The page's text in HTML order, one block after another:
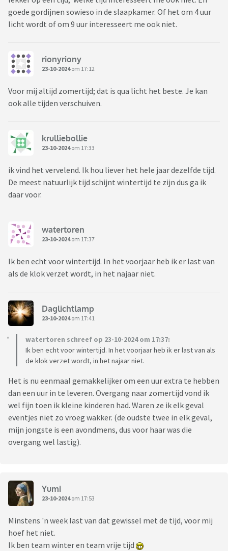
goede gordijnen sowieso in de slaapkamer. Of het om 4 uur
licht wordt of om 9 uur interesseert me ook niet.
rionyriony
23-10-2024om 17:12
Voor mij altijd zomertijd; dat is qua licht het beste. Je kan
ook alle tijden verschuiven.
krulliebollie
23-10-2024om 17:33
ik vind het vervelend. Ik hou liever het hele jaar dezelfde tijd.
De meest natuurlijk tijd schijnt wintertijd te zijn dus ga ik
daar voor.
watertoren
23-10-2024om 17:37
Ik ben echt voor wintertijd. In het voorjaar heb ik er last van
als de klok verzet wordt, in het najaar niet.
Daglichtlamp
23-10-2024om 17:41
watertoren schreef op 23-10-2024 om 17:37:
Ik ben echt voor wintertijd. In het voorjaar heb ik er last van als
de klok verzet wordt, in het najaar niet.
Het is nu eenmaal gemakkelijker om een uur extra te hebben
dan een uur in te leveren. Overgang naar zomertijd vond ik
wel fijn toen ik kleine kinderen had. Waren ze ik elk geval
eventjes niet zo vroeg wakker. (de oudste twee in elk geval,
mijn jongste is een avondmens, dus voor haar was die
overgang wel lastig).
Yumi
23-10-2024om 17:53
Minstens 'n week last van dat gewissel met de tijd, voor mij
hoef het niet.
Ik ben team winter en team vrije tijd